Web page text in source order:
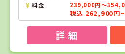
料金
239,000円～
税込 262,900円
詳 細